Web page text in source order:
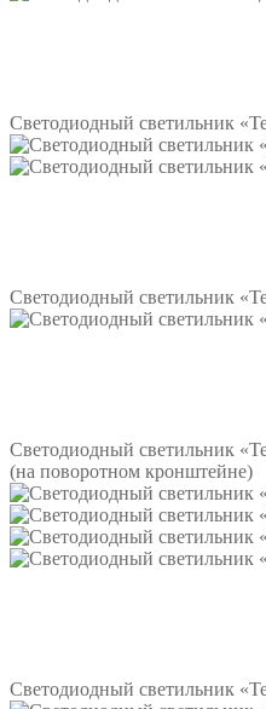
Светодиодный светильник
Светодиодный светильник
Светодиодный светильник
(на поворотном кронштейне)
Светодиодный светильник